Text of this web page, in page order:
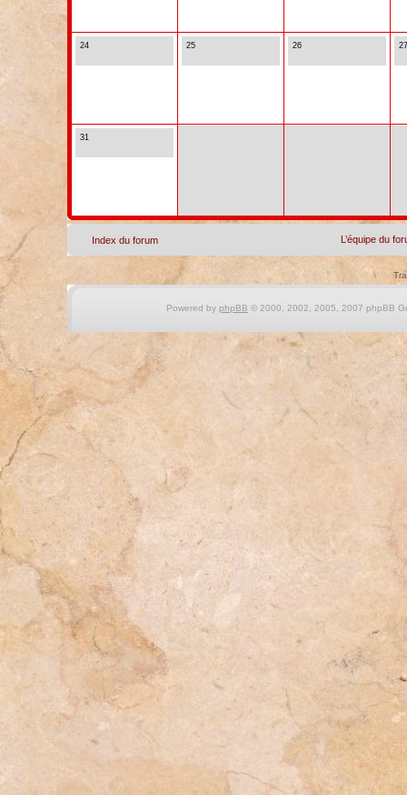
24 25 26 27
31
Index du forum L’équipe du
Powered by phpBB © 2000, 2002, 2005, 2007 phpBB